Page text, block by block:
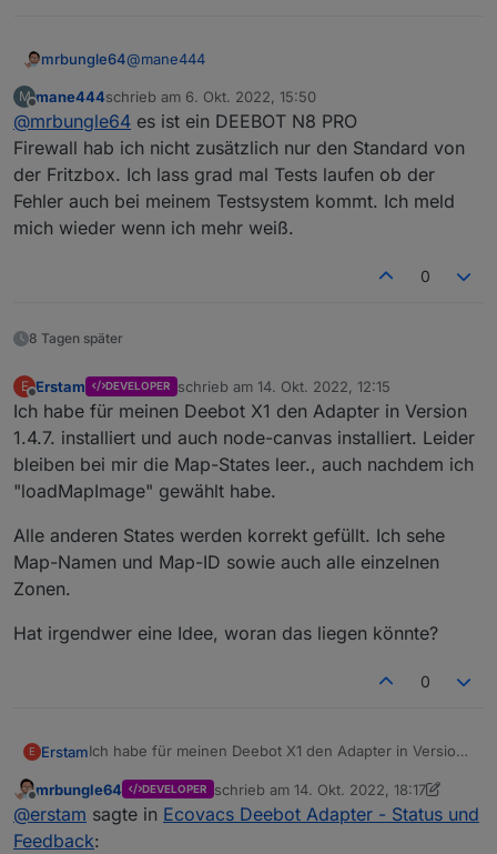
mrbungle64@mane444
Welches Modell ist das?
M
Offline
mane444schrieb am 6. Okt. 2022, 15:50
zuletzt editiert von
@mrbungle64 es ist ein DEEBOT N8 PRO
Firewall hab ich nicht zusätzlich nur den Standard von
der Fritzbox. Ich lass grad mal Tests laufen ob der
Fehler auch bei meinem Testsystem kommt. Ich meld
mich wieder wenn ich mehr weiß.
0
8 Tagen später
E
Offline
Erstam DEVELOPER schrieb am 14. Okt. 2022, 12:15
zuletzt editiert von
Ich habe für meinen Deebot X1 den Adapter in Version
1.4.7. installiert und auch node-canvas installiert. Leider
bleiben bei mir die Map-States leer., auch nachdem ich
"loadMapImage" gewählt habe.
Alle anderen States werden korrekt gefüllt. Ich sehe
Map-Namen und Map-ID sowie auch alle einzelnen
Zonen.
Hat irgendwer eine Idee, woran das liegen könnte?
0
E ErstamIch habe für meinen Deebot X1 den Adapter in Version
bleiben bei mir die Map-States leer., auch nachdem ich
"loadMapImage" gewählt habe.
Alle anderen States werden korrekt gefüllt. Ich sehe
Map-Namen und Map-ID sowie auch alle einzelnen
Zonen.
Hat irgendwer eine Idee, woran das liegen könnte?
Offline
mrbungle64 DEVELOPER schrieb am 14. Okt. 2022, 18:17
zuletzt editiert von mrbungle64
@erstam sagte in Ecovacs Deebot Adapter - Status und
Feedback: